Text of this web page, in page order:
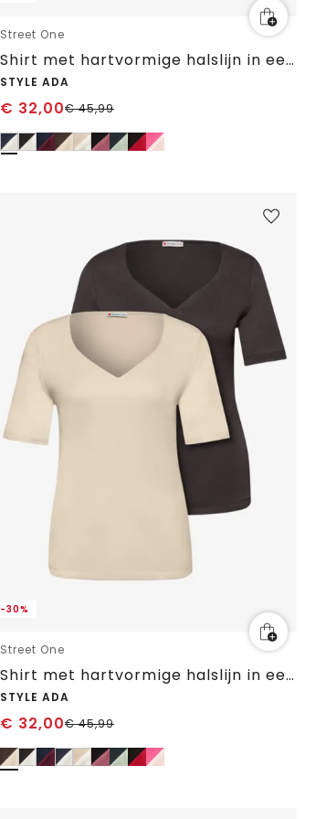
Street One
Shirt met hartvormige halslijn in een pak van 2
STYLE ADA
€ 32,00€45,99
-30%
Street One
Shirt met hartvormige halslijn in een pak van 2
STYLE ADA
€ 32,00€45,99